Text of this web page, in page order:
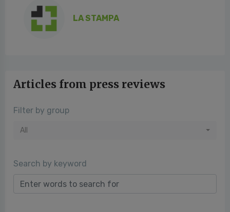
LA STAMPA
Articles from press reviews
Filter by group
All
Search by keyword